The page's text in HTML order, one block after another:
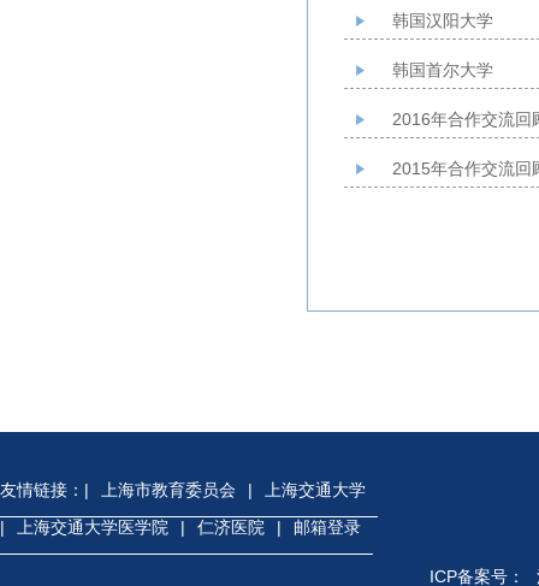
韩国汉阳大学
韩国首尔大学
2016年合作交流回
2015年合作交流回
友情链接： | 上海市教育委员会 |
上海交通大学
|
上海交通大学医学院 | 仁济医院 | 邮箱登录
ICP备案号：